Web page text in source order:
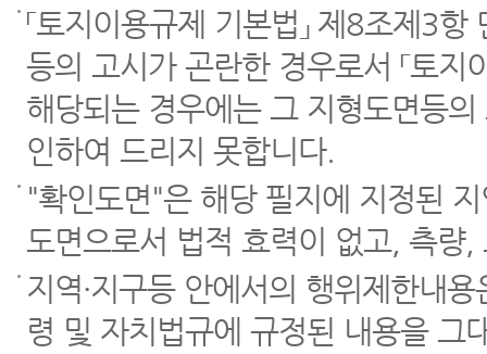
「토지이용규제 기본법」 제8조제3
등의 고시가 곤란한 경우로서 「토
해당되는 경우에는 그 지형도면등
인하여 드리지 못합니다.
"확인도면"은 해당 필지에 지정된
도면으로서 법적 효력이 없고, 측량
지역·지구등 안에서의 행위제한내
령 및 자치법규에 규정된 내용을 그